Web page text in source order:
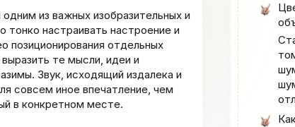
из важных изобразительных и
настраивать настроение и
отдельных
те мысли, идеи и
Звук, исходящий издалека и
совсем иное впечатление, чем
в конкретном месте.